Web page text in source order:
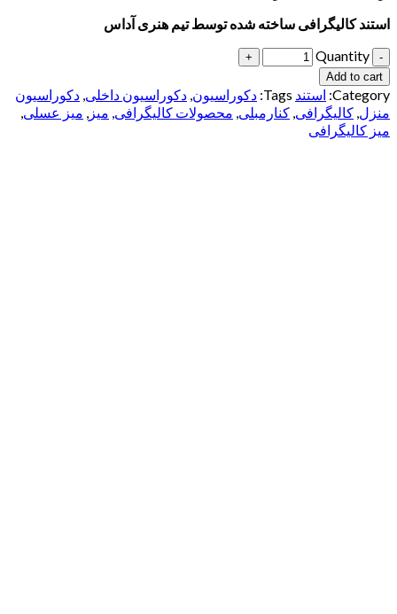
استند کالیگرافی ساخته شده توسط تیم هنری آداس
Quantity
Add to cart
Category: استند Tags: دکوراسیون, دکوراسیون داخلی, دکوراسیون
منزل, کالیگرافی, کنارمبلی, محصولات کالیگرافی, میز , میز عسلی,
میز کالیگرافی